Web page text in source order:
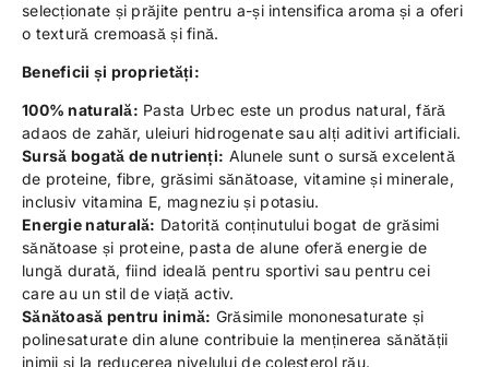
selecționate și prăjite pentru a-și intensifica aroma și a oferi
o textură cremoasă și fină.
Beneficii și proprietăți:
100% naturală: Pasta Urbec este un produs natural, fără
adaos de zahăr, uleiuri hidrogenate sau alți aditivi artificiali.
Sursă bogată de nutrienți: Alunele sunt o sursă excelentă
de proteine, fibre, grăsimi sănătoase, vitamine și minerale,
inclusiv vitamina E, magneziu și potasiu.
Energie naturală: Datorită conținutului bogat de grăsimi
sănătoase și proteine, pasta de alune oferă energie de
lungă durată, fiind ideală pentru sportivi sau pentru cei
care au un stil de viață activ.
Sănătoasă pentru inimă: Grăsimile mononesaturate și
polinesaturate din alune contribuie la menținerea sănătății
inimii și la reducerea nivelului de colesterol rău.